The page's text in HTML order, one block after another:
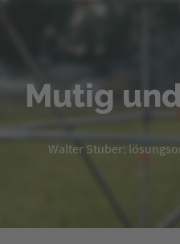
Mutig
Walter Stuber: